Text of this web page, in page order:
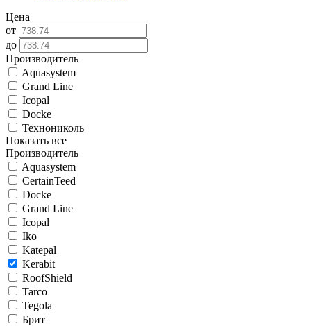
Цена
от
до
Производитель
Aquasystem
Grand Line
Icopal
Docke
Технониколь
Показать все
Производитель
Aquasystem
CertainTeed
Docke
Grand Line
Icopal
Iko
Katepal
Kerabit
RoofShield
Tarco
Tegola
Брит